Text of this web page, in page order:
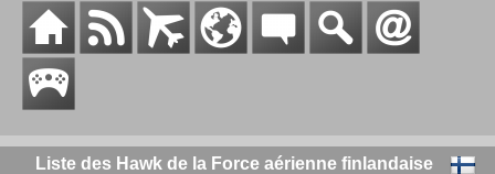
Liste des Hawk de la Force aérienne finlandaise